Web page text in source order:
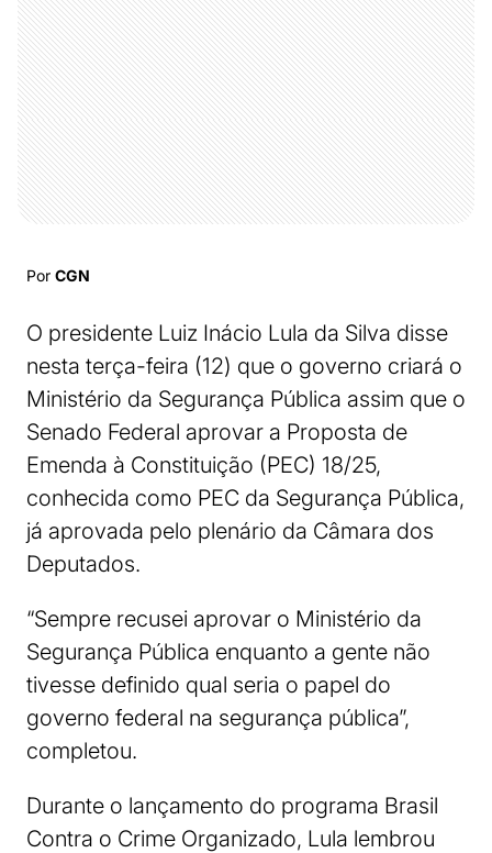
Por CGN
O presidente Luiz Inácio Lula da Silva disse
nesta terça-feira (12) que o governo criará o
Ministério da Segurança Pública assim que o
Senado Federal aprovar a Proposta de
Emenda à Constituição (PEC) 18/25,
conhecida como PEC da Segurança Pública,
já aprovada pelo plenário da Câmara dos
Deputados.
“Sempre recusei aprovar o Ministério da
Segurança Pública enquanto a gente não
tivesse definido qual seria o papel do
governo federal na segurança pública”,
completou.
Durante o lançamento do programa Brasil
Contra o Crime Organizado, Lula lembrou